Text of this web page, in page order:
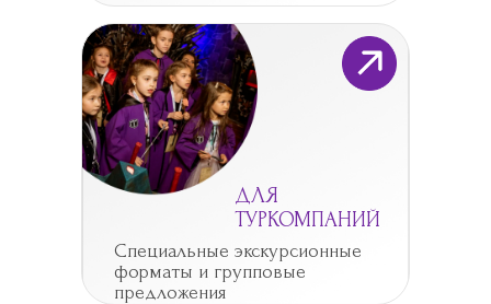
ДЛЯ
ТУРКОМПАНИЙ
Специальные экскурсионные
форматы и групповые
предложения